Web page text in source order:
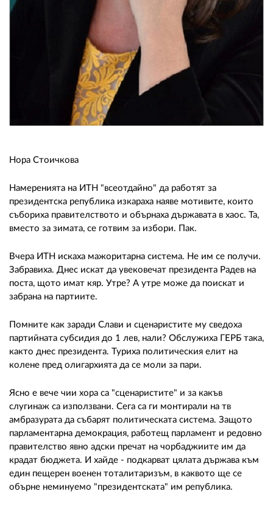
Нора Стоичкова
Намеренията на ИТН "всеотдайно" да работят за
президентска република изкараха наяве мотивите, които
събориха правителството и обърнаха държавата в хаос. Та,
вместо за зимата, се готвим за избори. Пак.
Вчера ИТН искаха мажоритарна система. Не им се получи.
Забравиха. Днес искат да увековечат президента Радев на
поста, щото имат кяр. Утре? А утре може да поискат и
забрана на партиите.
Помните как заради Слави и сценаристите му сведоха
партийната субсидия до 1 лев, нали? Обслужиха ГЕРБ така,
както днес президента. Туриха политическия елит на
колене пред олигархията да се моли за пари.
Ясно е вече чии хора са "сценаристите" и за какъв
слугинаж са използвани. Сега са ги монтирали на тв
амбразурата да събарят политическата система. Защото
парламентарна демокрация, работещ парламент и редовно
правителство явно адски пречат на чорбаджиите им да
крадат бюджета. И хайде - подкарват цялата държава към
един пещерен военен тоталитаризъм, в каквото ще се
обърне неминуемо "президентската" им република.